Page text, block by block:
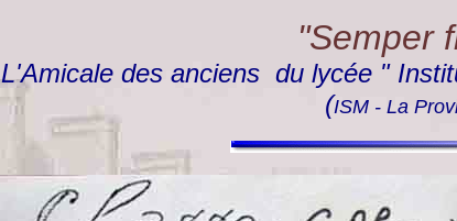
"Semper
L'Amicale des anciens du lycée "
(ISM - La